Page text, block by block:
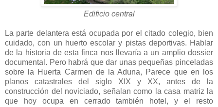
Edificio central
La parte delantera está ocupada por el citado colegio, bien
cuidado, con un huerto escolar y pistas deportivas. Hablar
de la historia de esta finca nos llevaría a un amplio dossier
documental. Pero habrá que dar unas pequeñas pinceladas
sobre la Huerta Carmen de la Aduna, Parece que en los
planos catastrales del siglo XIX y XX, antes de la
construcción del noviciado, señalan como la casa matriz la
que hoy ocupa en cerrado también hotel, y el resto